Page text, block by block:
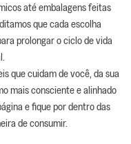
até embalagens feitas
que cada escolha
prolongar o ciclo de vida
que cuidam de você, da sua
mais consciente e alinhado
e fique por dentro das
de consumir.